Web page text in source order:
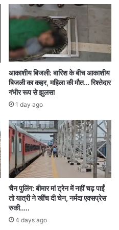
महसूस नहीं कर पा रही हैं।
की शाम एक युवती के
की घटना के 20 दिन
के बाद बदनामी के डर से
में रिपोर्ट दर्ज नहीं करवाई
ने अपने परिजनों के साथ
की लिखित रिपोर्ट दर्ज
इसके बाद पुलिस की
के चलते कुछ ही घंटों में
लिया गया।
आकाशीय बिजली: बारिश के बीच आकाशीय
बिजली का कहर, महिला की मौत… रिश्तेदार
गंभीर रूप से झुलसा
1 day ago
चैन पुलिंग: बीमार मां ट्रेन में नहीं चढ़ पाईं
तो यात्री ने खींच दी चेन, नर्मदा एक्सप्रेस
रुकी…..
4 days ago